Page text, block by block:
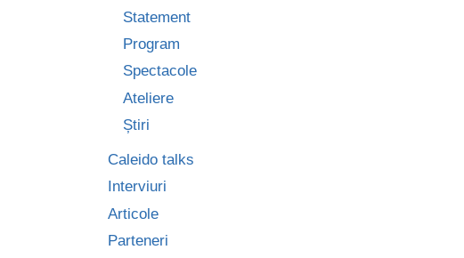
Statement
Program
Spectacole
Ateliere
Știri
Caleido talks
Interviuri
Articole
Parteneri